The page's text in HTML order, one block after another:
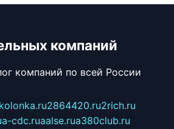
компаний
компаний по всей России
2864420.ru2rich.ru
a-cdc.ruaalse.rua380club.ru